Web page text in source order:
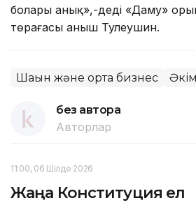
болары анық»,-деді «Даму»
төрағасы Қаныш Тулеушин.
Шағын және орта бизнес
без автора
Авторлар
11:00, 06 Шілде 2026
Жаңа Конституция ел